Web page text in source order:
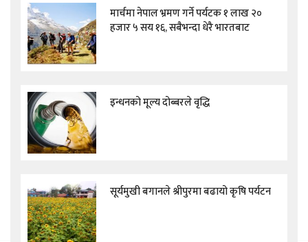
मार्चमा नेपाल भ्रमण गर्ने पर्यटक १ लाख २०
हजार ५ सय १६, सबैभन्दा धेरै भारतबाट
इन्धनको मूल्य दोब्बरले वृद्धि
सूर्यमुखी बगानले श्रीपुरमा बढायो कृषि पर्यटन